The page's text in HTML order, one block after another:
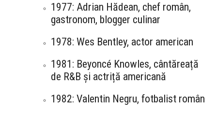
1977: Adrian Hădean, chef român,
gastronom, blogger culinar
1978: Wes Bentley, actor american
1981: Beyoncé Knowles, cântăreață
de R&B și actriță americană
1982: Valentin Negru, fotbalist român